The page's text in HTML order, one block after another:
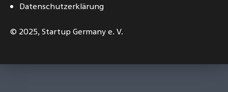
Datenschutzerklärung
© 2025,Startup Germany e. V.